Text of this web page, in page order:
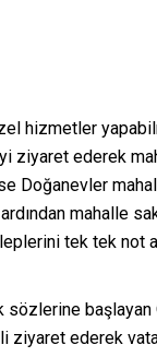
hizmetler
ziyaret ederek
Doğanevler
mahalle
tek tek not
ziyaret ederek